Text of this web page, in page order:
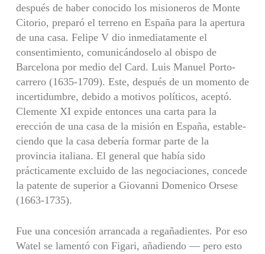
después de haber conocido los misioneros de Monte
Citorio, preparó el terreno en España para la apertura
de una casa. Felipe V dio inmediatamente el
consentimiento, comunicándo­selo al obispo de
Barcelona por medio del Card. Luis Manuel Porto-
carrero (1635-1709). Este, después de un momento de
incertidumbre, debido a motivos políticos, aceptó.
Clemente XI expide entonces una carta para la
erección de una casa de la misión en España, estable­
ciendo que la casa debería formar parte de la
provincia italiana. El general que había sido
prácticamente excluido de las negociacio­nes, concede
la patente de superior a Giovanni Domenico Orsese
(1663-1735).
Fue una concesión arrancada a regañadientes. Por eso
Watel se lamentó con Figari, añadiendo — pero esto